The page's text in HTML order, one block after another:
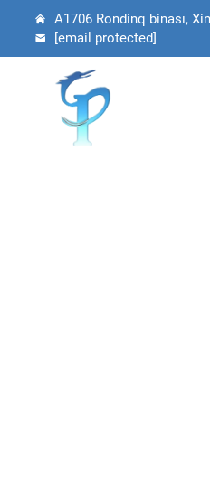
A1706 Rondinq binası,
[email protected]